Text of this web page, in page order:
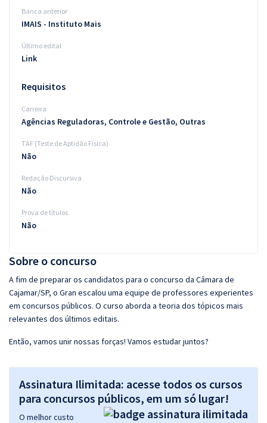
Aprovados
Atendimento
Sobre o concurso
A fim de preparar os candidatos para o concurso da Câmara de
Cajamar/SP, o Gran escalou uma equipe de professores experientes
em concursos públicos. O curso aborda a teoria dos tópicos mais
relevantes dos últimos editais.
Então, vamos unir nossas forças! Vamos estudar juntos?
Assinatura Ilimitada: acesse todos os cursos
para concursos públicos, em um só lugar!
O melhor custo
Banca anterior
IMAIS - Instituto Mais
Último edital
Link
Requisitos
Carreira
Agências Reguladoras, Controle e Gestão, Outras
TAF (Teste de Aptidão Física)
Não
Redação Discursiva
Não
Prova de títulos
Não